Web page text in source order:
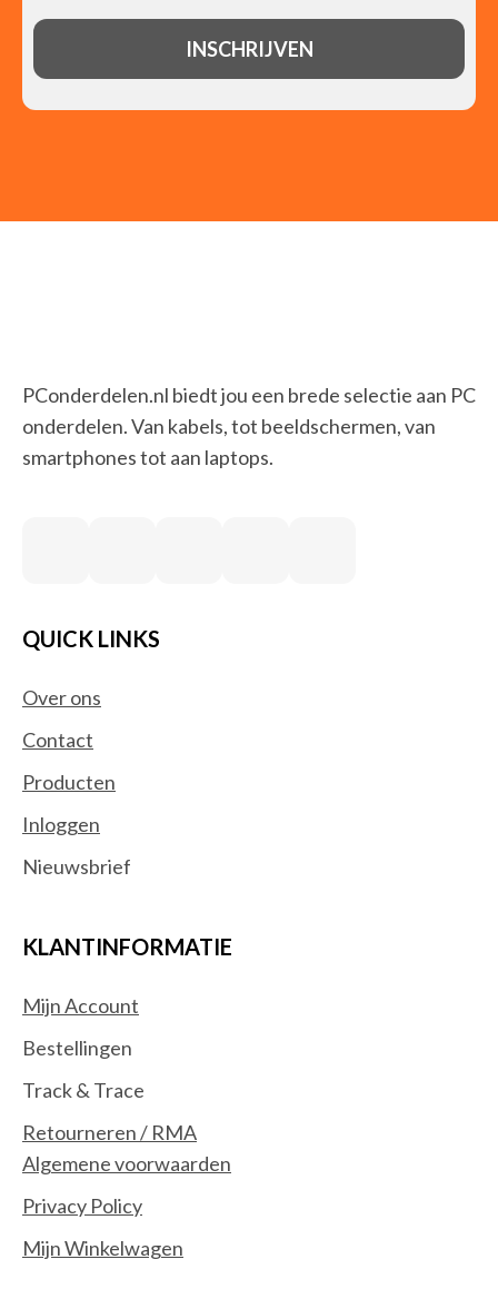
PConderdelen.nl biedt jou een brede selectie aan PC
onderdelen. Van kabels, tot beeldschermen, van
smartphones tot aan laptops.
QUICK LINKS
Over ons
Contact
Producten
Inloggen
Nieuwsbrief
KLANTINFORMATIE
Mijn Account
Bestellingen
Track & Trace
Retourneren / RMA
Algemene voorwaarden
Privacy Policy
Mijn Winkelwagen